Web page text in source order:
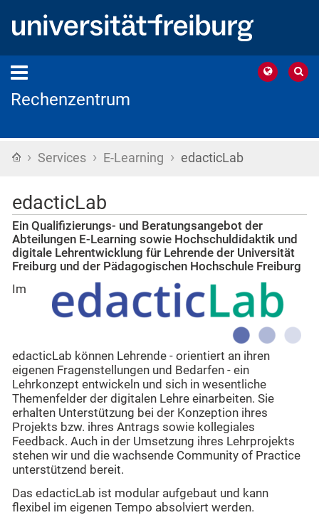
Rechenzentrum
Startseite
› Services › E-Learning › edacticLab
edacticLab
Ein Qualifizierungs- und Beratungsangebot der
Abteilungen E-Learning sowie Hochschuldidaktik und
digitale Lehrentwicklung für Lehrende der Universität
Freiburg und der Pädagogischen Hochschule Freiburg
Im
edacticLab können Lehrende - orientiert an ihren
eigenen Fragenstellungen und Bedarfen - ein
Lehrkonzept entwickeln und sich in wesentliche
Themenfelder der digitalen Lehre einarbeiten. Sie
erhalten Unterstützung bei der Konzeption ihres
Projekts bzw. ihres Antrags sowie kollegiales
Feedback. Auch in der Umsetzung ihres Lehrprojekts
stehen wir und die wachsende Community of Practice
unterstützend bereit.
Das edacticLab ist modular aufgebaut und kann
flexibel im eigenen Tempo absolviert werden.